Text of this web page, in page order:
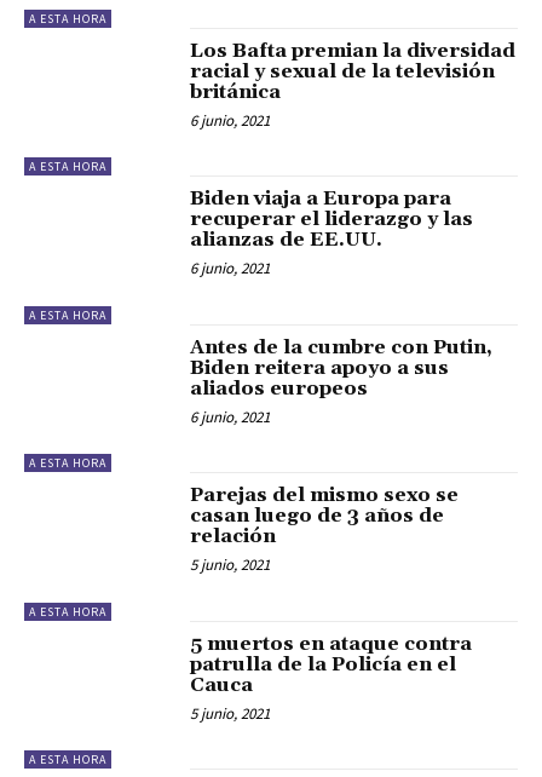
A ESTA HORA
A ESTA HORA
Los Bafta premian la diversidad
racial y sexual de la televisión
británica
6 junio, 2021
A ESTA HORA
Biden viaja a Europa para
recuperar el liderazgo y las
alianzas de EE.UU.
6 junio, 2021
A ESTA HORA
Antes de la cumbre con Putin,
Biden reitera apoyo a sus
aliados europeos
6 junio, 2021
A ESTA HORA
Parejas del mismo sexo se
casan luego de 3 años de
relación
5 junio, 2021
A ESTA HORA
5 muertos en ataque contra
patrulla de la Policía en el
Cauca
5 junio, 2021